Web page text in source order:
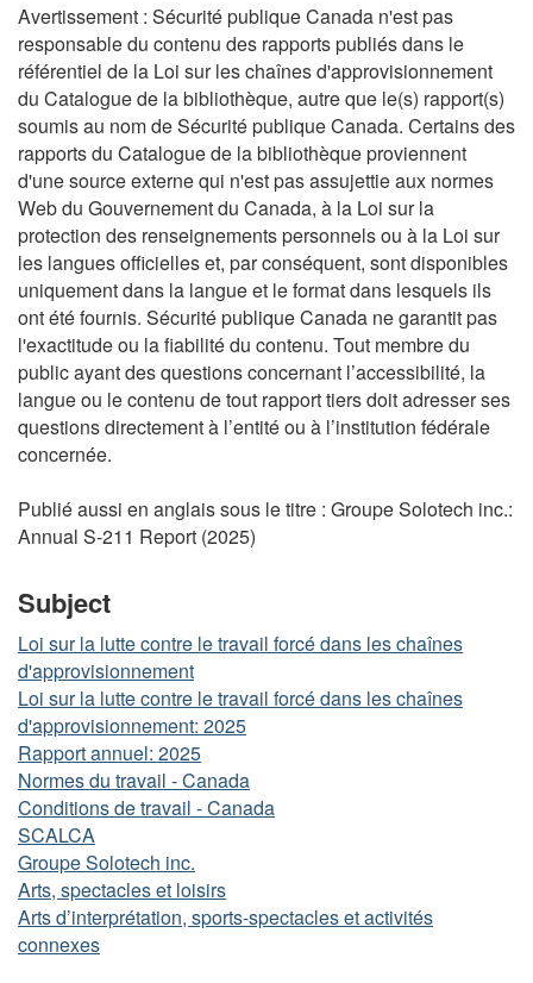
Avertissement : Sécurité publique Canada n'est pas
responsable du contenu des rapports publiés dans le
référentiel de la Loi sur les chaînes d'approvisionnement
du Catalogue de la bibliothèque, autre que le(s) rapport(s)
soumis au nom de Sécurité publique Canada. Certains des
rapports du Catalogue de la bibliothèque proviennent
d'une source externe qui n'est pas assujettie aux normes
Web du Gouvernement du Canada, à la Loi sur la
protection des renseignements personnels ou à la Loi sur
les langues officielles et, par conséquent, sont disponibles
uniquement dans la langue et le format dans lesquels ils
ont été fournis. Sécurité publique Canada ne garantit pas
l'exactitude ou la fiabilité du contenu. Tout membre du
public ayant des questions concernant l’accessibilité, la
langue ou le contenu de tout rapport tiers doit adresser ses
questions directement à l’entité ou à l’institution fédérale
concernée.
Publié aussi en anglais sous le titre : Groupe Solotech inc.:
Annual S-211 Report (2025)
Subject
Loi sur la lutte contre le travail forcé dans les chaînes
d'approvisionnement
Loi sur la lutte contre le travail forcé dans les chaînes
d'approvisionnement: 2025
Rapport annuel: 2025
Normes du travail - Canada
Conditions de travail - Canada
SCALCA
Groupe Solotech inc.
Arts, spectacles et loisirs
Arts d’interprétation, sports-spectacles et activités
connexes